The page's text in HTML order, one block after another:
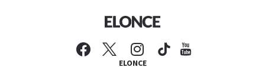
ELONCE